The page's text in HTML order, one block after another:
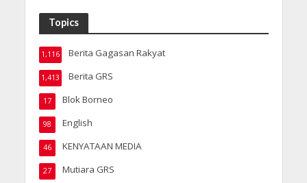
Topics
Berita Gagasan Rakyat
1,116
Berita GRS
1,413
Blok Borneo
17
English
98
KENYATAAN MEDIA
46
Mutiara GRS
27